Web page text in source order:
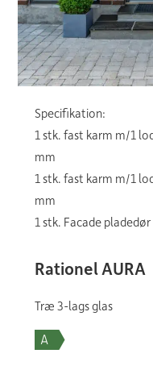
Specifikation:
1 stk. fast karm m/1
mm
1 stk. fast karm m/1
mm
1 stk. Facade
Rationel AURA
Træ 3-lags glas